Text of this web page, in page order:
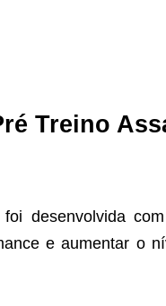
Treino
desenvolvida
e aumentar o